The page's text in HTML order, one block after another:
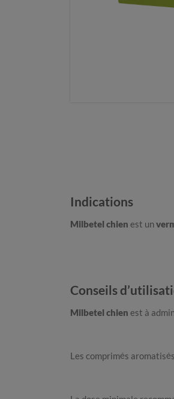
Indications
Milbetel chien est un
Conseils
Milbetel chien est à
Les comprimés